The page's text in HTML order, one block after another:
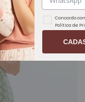
Concordo
Política de